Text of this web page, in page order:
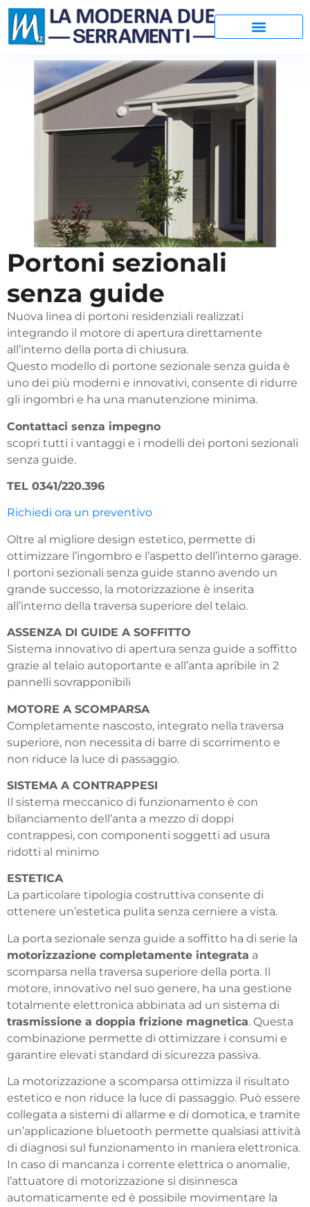
Portoni sezionali
senza guide
Nuova linea di portoni residenziali realizzati
integrando il motore di apertura direttamente
all’interno della porta di chiusura.
Questo modello di portone sezionale senza guida è
uno dei più moderni e innovativi, consente di ridurre
gli ingombri e ha una manutenzione minima.
Contattaci senza impegno
scopri tutti i vantaggi e i modelli dei portoni sezionali
senza guide.
TEL 0341/220.396
Richiedi ora un preventivo
Oltre al migliore design estetico, permette di
ottimizzare l’ingombro e l’aspetto dell’interno garage.
I portoni sezionali senza guide stanno avendo un
grande successo, la motorizzazione è inserita
all’interno della traversa superiore del telaio.
ASSENZA DI GUIDE A SOFFITTO
Sistema innovativo di apertura senza guide a soffitto
grazie al telaio autoportante e all’anta apribile in 2
pannelli sovrapponibili
MOTORE A SCOMPARSA
Completamente nascosto, integrato nella traversa
superiore, non necessita di barre di scorrimento e
non riduce la luce di passaggio.
SISTEMA A CONTRAPPESI
Il sistema meccanico di funzionamento è con
bilanciamento dell’anta a mezzo di doppi
contrappesi, con componenti soggetti ad usura
ridotti al minimo
ESTETICA
La particolare tipologia costruttiva consente di
ottenere un’estetica pulita senza cerniere a vista.
La porta sezionale senza guide a soffitto ha di serie la
motorizzazione completamente integrata a
scomparsa nella traversa superiore della porta. Il
motore, innovativo nel suo genere, ha una gestione
totalmente elettronica abbinata ad un sistema di
trasmissione a doppia frizione magnetica. Questa
combinazione permette di ottimizzare i consumi e
garantire elevati standard di sicurezza passiva.
La motorizzazione a scomparsa ottimizza il risultato
estetico e non riduce la luce di passaggio. Può essere
collegata a sistemi di allarme e di domotica, e tramite
un’applicazione bluetooth permette qualsiasi attività
di diagnosi sul funzionamento in maniera elettronica.
In caso di mancanza i corrente elettrica o anomalie,
l’attuatore di motorizzazione si disinnesca
automaticamente ed è possibile movimentare la